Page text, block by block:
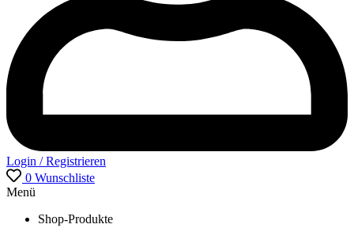
Login / Registrieren
0 Wunschliste
Menü
Shop-Produkte